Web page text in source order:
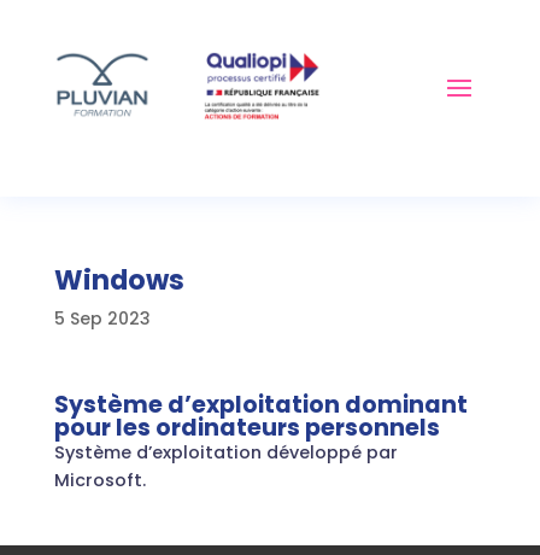
Windows
5 Sep 2023
Système d’exploitation dominant
pour les ordinateurs personnels
Système d’exploitation développé par
Microsoft.